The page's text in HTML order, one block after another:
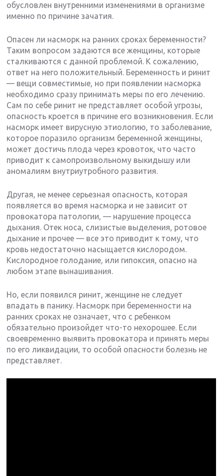
обусловлен внутренними изменениями в организме
именно по причине зачатия.
Опасен ли насморк на ранних сроках беременности?
Таким вопросом задаются все женщины, которые
сталкиваются с данной проблемой. К сожалению,
ответ на него положительный. Беременность и ринит
— вещи совместимые, но при появлении насморка
необходимо сразу принимать меры по его лечению.
Сам по себе ринит не представляет особой угрозы,
опасность кроется в причине его возникновения. Если
насморк имеет вирусную этиологию, то заболевание,
которое поразило организм беременной женщины,
может достичь плода через кровоток, что часто
приводит к самопроизвольному выкидышу или
аномалиям внутриутробного развития.
Другая, не менее серьезная опасность, которая
появляется во время насморка и не зависит от
провокатора патологии, — нарушение процесса
дыхания. Отек носа, слизистые выделения, ротовое
дыхание и прочее — все это приводит к тому, что
кровь недостаточно насыщается кислородом.
Кислородное голодание, или гипоксия, опасно на
любом этапе вынашивания.
Но, если появился ринит, женщине не следует
впадать в панику. Насморк при беременности на
ранних сроках не означает, что с ребенком
обязательно произойдет что-то нехорошее. Если
своевременно выявить провокатора и принять меры
по его ликвидации, то особой опасности болезнь не
представляет.